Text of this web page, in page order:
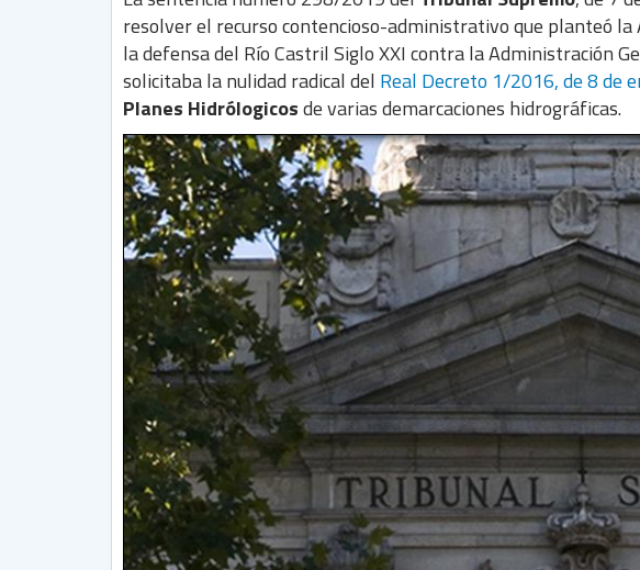
resolver el recurso contencioso-administrativo que planteó
la defensa del Río Castril Siglo XXI contra la Administración
solicitaba la nulidad radical del Real Decreto 1/2016, de 8 de
Planes Hidrólogicosde varias demarcaciones hidrográficas.